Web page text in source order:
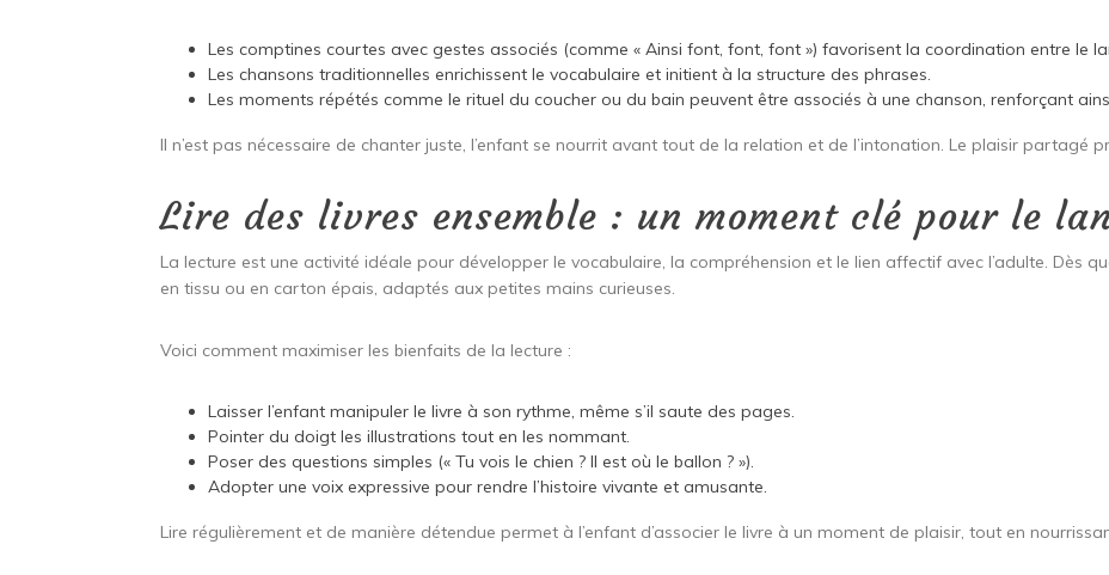
Les comptines courtes avec gestes associés (comme « Ainsi font, font, font ») favorisent la coordination entre le
Les chansons traditionnelles enrichissent le vocabulaire et initient à la structure des phrases.
Les moments répétés comme le rituel du coucher ou du bain peuvent être associés à une chanson, renforçant
Il n’est pas nécessaire de chanter juste, l’enfant se nourrit avant tout de la relation et de l’intonation. Le plaisir partagé
Lire des livres ensemble : un moment clé pour le
La lecture est une activité idéale pour développer le vocabulaire, la compréhension et le lien affectif avec l’adulte. Dès
en tissu ou en carton épais, adaptés aux petites mains curieuses.
Voici comment maximiser les bienfaits de la lecture :
Laisser l’enfant manipuler le livre à son rythme, même s’il saute des pages.
Pointer du doigt les illustrations tout en les nommant.
Poser des questions simples (« Tu vois le chien ? Il est où le ballon ? »).
Adopter une voix expressive pour rendre l’histoire vivante et amusante.
Lire régulièrement et de manière détendue permet à l’enfant d’associer le livre à un moment de plaisir, tout en